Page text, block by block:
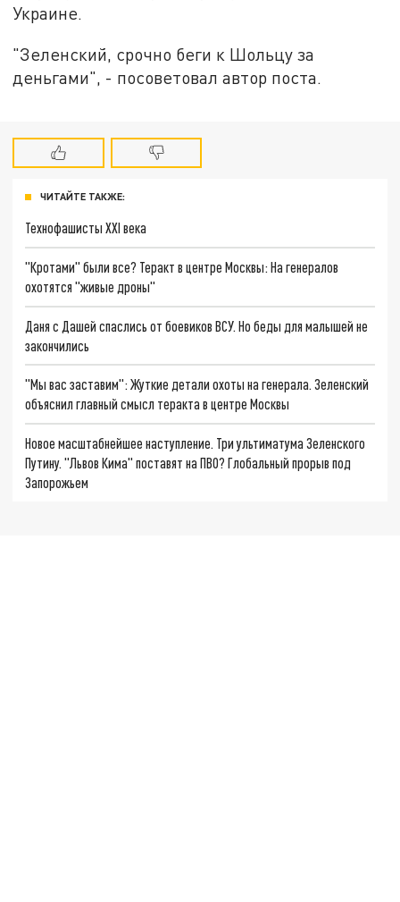
Украине.
"Зеленский, срочно беги к Шольцу за
деньгами", - посоветовал автор поста.
ЧИТАЙТЕ ТАКЖЕ:
Технофашисты XXI века
"Кротами" были все? Теракт в центре Москвы: На генералов
охотятся "живые дроны"
Даня с Дашей спаслись от боевиков ВСУ. Но беды для малышей не
закончились
"Мы вас заставим": Жуткие детали охоты на генерала. Зеленский
объяснил главный смысл теракта в центре Москвы
Новое масштабнейшее наступление. Три ультиматума Зеленского
Путину. "Львов Кима" поставят на ПВО? Глобальный прорыв под
Запорожьем